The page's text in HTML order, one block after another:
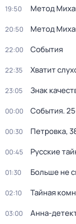
19:50 Метод
20:50 Метод
22:00 События
22:35 Хватит
23:05 Знак
00:00 События.
00:30 Петровка,
00:45 Русские
01:30 Больше не
02:10 Тайная
03:00 Анна-